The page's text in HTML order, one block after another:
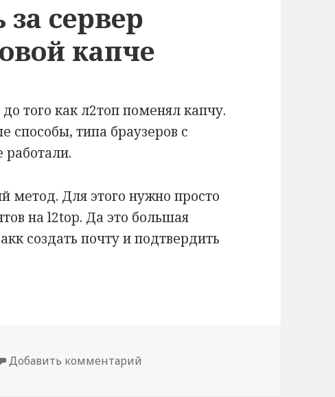
за сервер
капче
того как л2топ поменял капчу.
способы, типа браузеров с
Для этого нужно просто
на l2top. Да это большая
создать почту и подтвердить
голосовать за сервер много раз по новой капче
Добавить комментарий